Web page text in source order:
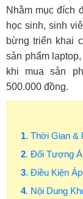
Nhằm mục đích
học sinh, sinh
bừng triển khai
sản phẩm
khi mua sản
500.000 đồng.
1. Thời Gian &
2. Đối Tượng
3. Điều Kiện
4. Nội Dung